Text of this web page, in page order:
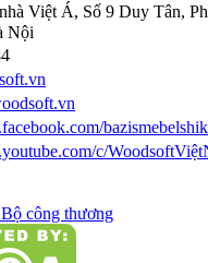
Việt Á, Số 9 Duy Tân,
Nội
c/